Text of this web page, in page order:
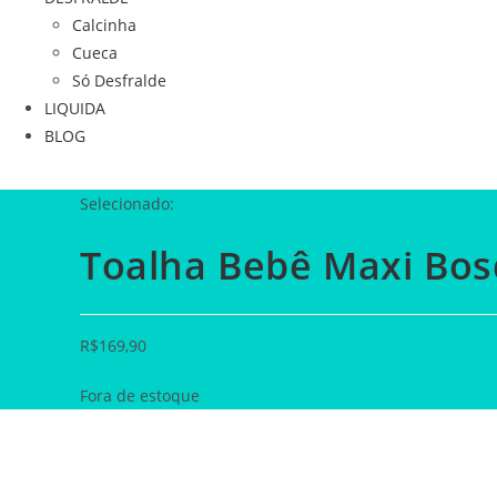
Calcinha
Cueca
Só Desfralde
LIQUIDA
BLOG
Selecionado:
Toalha Bebê Maxi
R$169,90
Fora de estoque